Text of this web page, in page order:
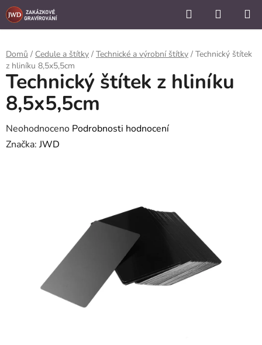
```
Přejít
na
Hledat
KOŠÍK
Domů / Cedule a štítky / Technické a výrobní štítky / Technický štítek
z hliníku 8,5x5,5cm
Technický štítek z hliníku
8,5x5,5cm
Průměrné
hodnocení
Neohodnoceno Podrobnosti hodnocení
Značka:JWD